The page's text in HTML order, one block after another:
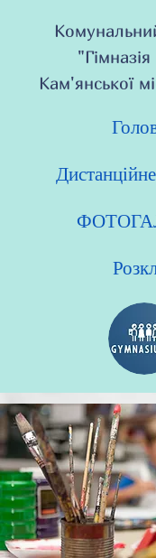
Кам'янської